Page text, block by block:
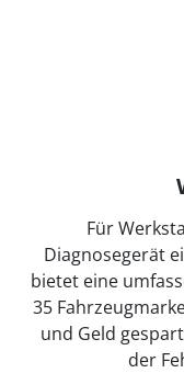
Für
Diagnosegerät
bietet eine
35
und Geld
der